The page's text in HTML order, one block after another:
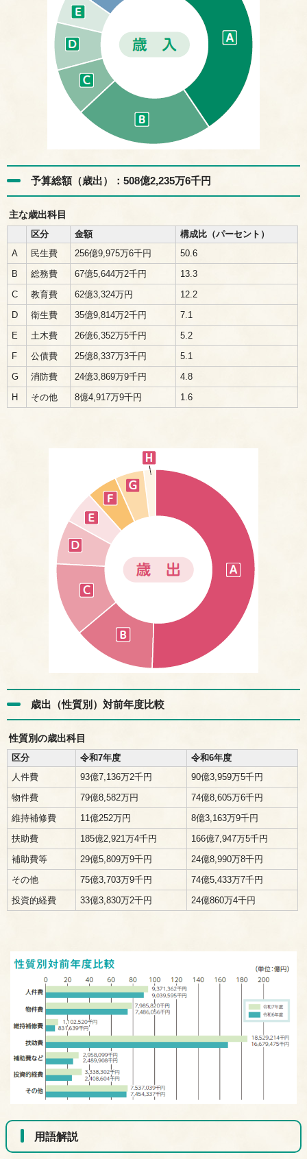
予算総額（歳出）：508億2,235万6千円
主な歳出科目
区分
金額
構成比（パーセント）
A
民生費 256億9,975万6千円
50.6
B
総務費 67億5,644万2千円
13.3
C
教育費 62億3,324万円
12.2
D
衛生費 35億9,814万2千円
7.1
E
土木費 26億6,352万5千円
5.2
F
公債費 25億8,337万3千円
5.1
G
消防費 24億3,869万9千円
4.8
H
その他 8億4,917万9千円 1.6
歳出（性質別）対前年度比較
性質別の歳出科目
区分
令和7年度
令和6年度
人件費
93億7,136万2千円
90億3,959万5千円
物件費
79億8,582万円
74億8,605万6千円
維持補修費
11億252万円
8億3,163万9千円
扶助費
185億2,921万4千円
166億7,947万5千円
補助費等
29億5,809万9千円
24億8,990万8千円
その他
75億3,703万9千円
74億5,433万7千円
投資的経費
33億3,830万2千円 24億860万4千円
用語解説